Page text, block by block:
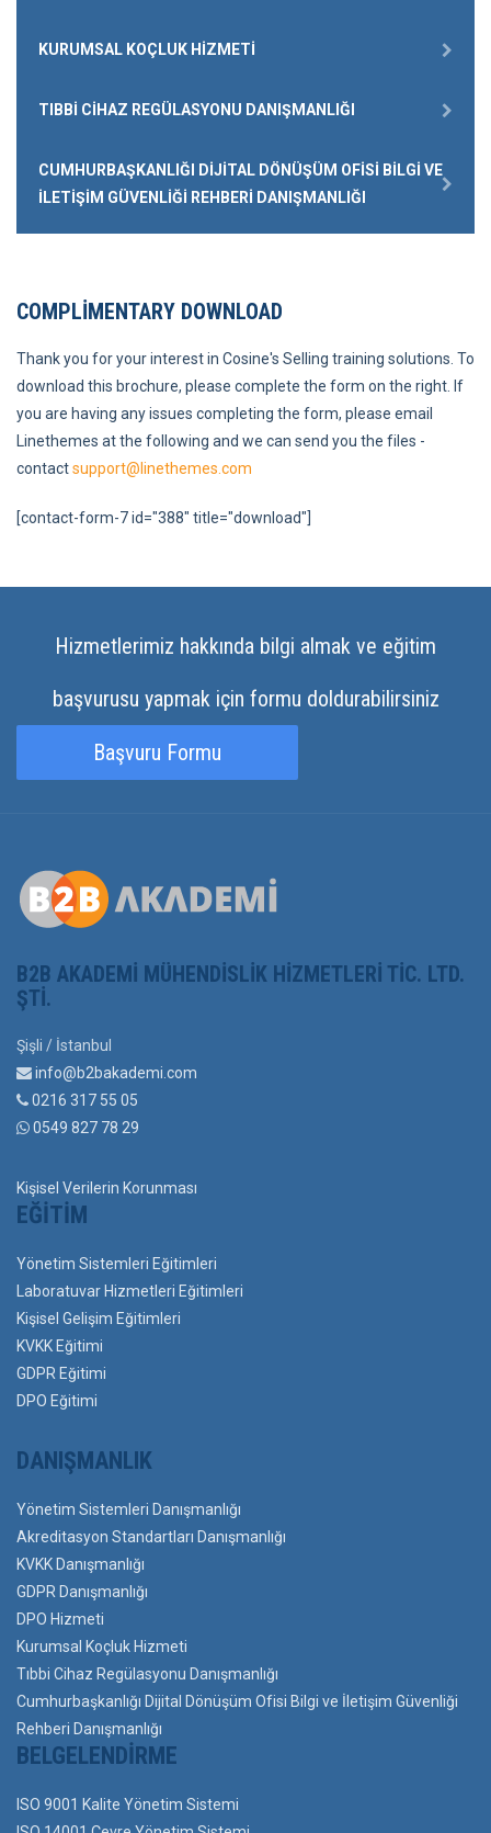
KURUMSAL KOÇLUK HIZMETI
TIBBI CIHAZ REGÜLASYONU DANIŞMANLIĞI
CUMHURBAŞKANLIĞI DIJITAL DÖNÜŞÜM OFISI BILGI VE
İLETIŞIM GÜVENLIĞI REHBERI DANIŞMANLIĞI
COMPLIMENTARY DOWNLOAD
Thank you for your interest in Cosine's Selling training solutions. To
download this brochure, please complete the form on the right. If
you are having any issues completing the form, please email
Linethemes at the following and we can send you the files -
contactsupport@linethemes.com
[contact-form-7 id="388" title="download"]
Hizmetlerimiz hakkında bilgi almak ve eğitim
başvurusu yapmak için formu doldurabilirsiniz
Başvuru Formu
B2B AKADEMI MÜHENDISLIK HIZMETLERI TIC. LTD.
ŞTI.
Şişli / İstanbul
info@b2bakademi.com
0216 317 55 05
0549 827 78 29
Kişisel Verilerin Korunması
EĞITIM
Yönetim Sistemleri Eğitimleri
Laboratuvar Hizmetleri Eğitimleri
Kişisel Gelişim Eğitimleri
KVKK Eğitimi
GDPR Eğitimi
DPO Eğitimi
DANIŞMANLIK
Yönetim Sistemleri Danışmanlığı
Akreditasyon Standartları Danışmanlığı
KVKK Danışmanlığı
GDPR Danışmanlığı
DPO Hizmeti
Kurumsal Koçluk Hizmeti
Tıbbi Cihaz Regülasyonu Danışmanlığı
Cumhurbaşkanlığı Dijital Dönüşüm Ofisi Bilgi ve İletişim Güvenliği
Rehberi Danışmanlığı
BELGELENDIRME
ISO 9001 Kalite Yönetim Sistemi